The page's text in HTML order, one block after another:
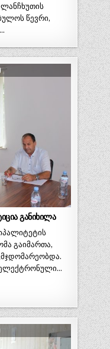
წევრი,
განიხილა
გაიმართა,
ელექტრონული…